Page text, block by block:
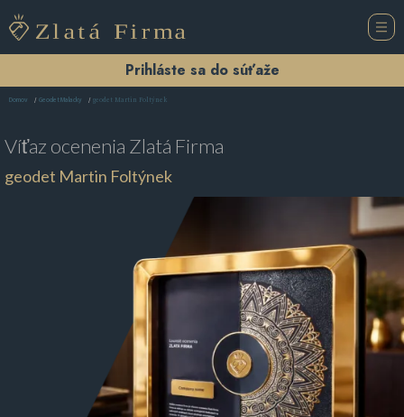
Prihláste sa do súťaže
Domov Geodet Malacky geodet Martin Foltýnek
Víťaz ocenenia Zlatá Firma
geodet Martin Foltýnek